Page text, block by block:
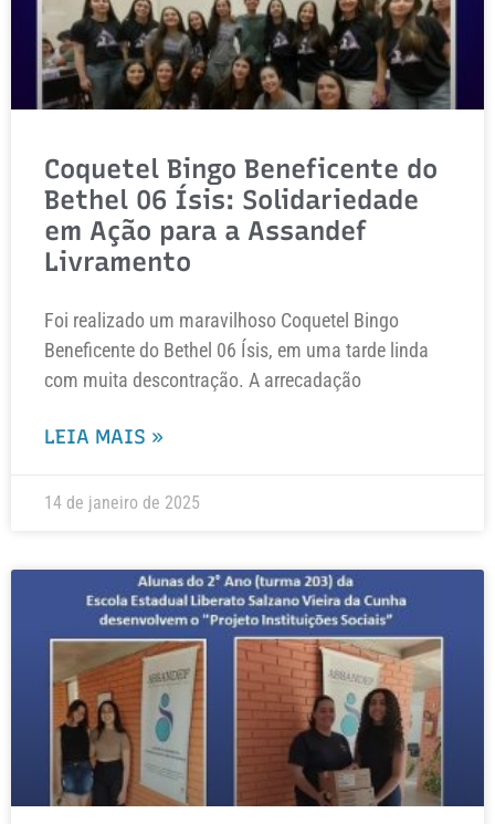
Coquetel Bingo Beneficente do
Bethel 06 Ísis: Solidariedade
em Ação para a Assandef
Livramento
Foi realizado um maravilhoso Coquetel Bingo
Beneficente do Bethel 06 Ísis, em uma tarde linda
com muita descontração. A arrecadação
LEIA MAIS »
14 de janeiro de 2025